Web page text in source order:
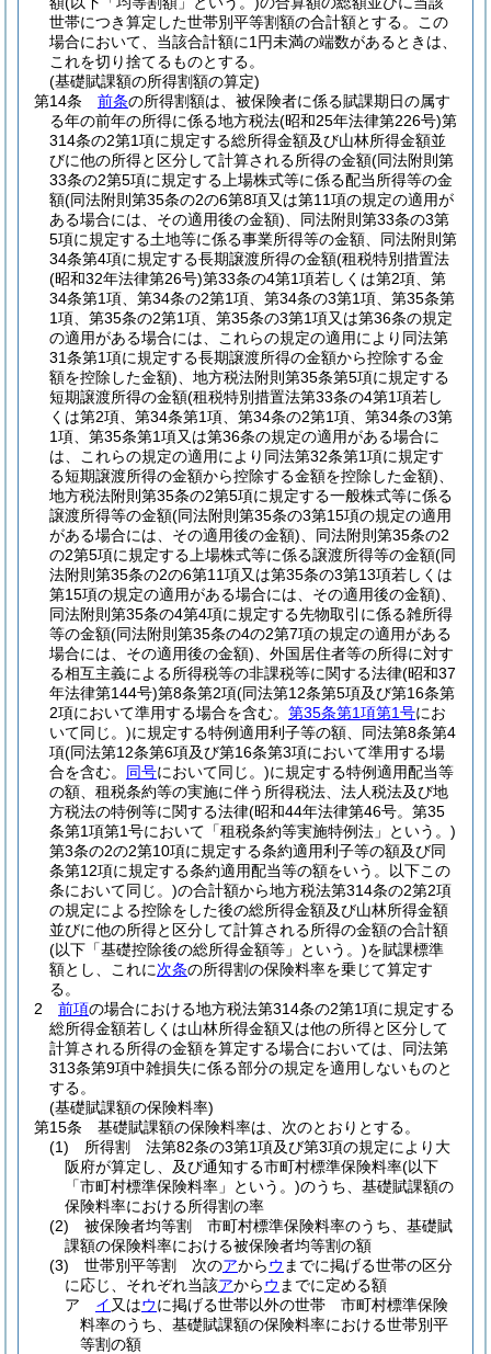
世帯につき算定した世帯別平等割額の合計額とする。
この
場合において、当該合計額に1円未満の端数があるときは、
これを切り捨てるものとする。
(基礎賦課額の所得割額の算定)
第14条
前条の所得割額は、被保険者に係る賦課期日の属す
る年の前年の所得に係る地方税法(昭和25年法律第226号)第
314条の2第1項に規定する総所得金額及び山林所得金額並
びに他の所得と区分して計算される所得の金額(同法附則第
33条の2第5項に規定する上場株式等に係る配当所得等の金
額(同法附則第35条の2の6第8項又は第11項の規定の適用が
ある場合には、その適用後の金額) 、同法附則第33条の3第
5項に規定する土地等に係る事業所得等の金額、同法附則第
34条第4項に規定する長期譲渡所得の金額(租税特別措置法
(昭和32年法律第26号)第33条の4第1項若しくは第2項、第
34条第1項、第34条の2第1項、第34条の3第1項、第35条第
1項、第35条の2第1項、第35条の3第1項又は第36条の規定
の適用がある場合には、これらの規定の適用により同法第
31条第1項に規定する長期譲渡所得の金額から控除する金
額を控除した金額) 、地方税法附則第35条第5項に規定する
短期譲渡所得の金額(租税特別措置法第33条の4第1項若し
くは第2項、第34条第1項、第34条の2第1項、第34条の3第
1項、第35条第1項又は第36条の規定の適用がある場合に
は、これらの規定の適用により同法第32条第1項に規定す
る短期譲渡所得の金額から控除する金額を控除した金額)
地方税法附則第35条の2第5項に規定する一般株式等に係る
譲渡所得等の金額(同法附則第35条の3第15項の規定の適用
がある場合には、その適用後の金額) 、同法附則第35条の2
の2第5項に規定する上場株式等に係る譲渡所得等の金額(同
法附則第35条の2の6第11項又は第35条の3第13項若しくは
第15項の規定の適用がある場合には、その適用後の金額)
同法附則第35条の4第4項に規定する先物取引に係る雑所得
等の金額(同法附則第35条の4の2第7項の規定の適用がある
場合には、その適用後の金額) 、外国居住者等の所得に対す
る相互主義による所得税等の非課税等に関する法律(昭和37
年法律第144号)第8条第2項(同法第12条第5項及び第16条第
2項において準用する場合を含む。 第35条第1項第1号にお
いて同じ。)に規定する特例適用利子等の額、同法第8条第4
項(同法第12条第6項及び第16条第3項において準用する場
合を含む。 同号において同じ。)に規定する特例適用配当等
の額、租税条約等の実施に伴う所得税法、法人税法及び地
方税法の特例等に関する法律(昭和44年法律第46号。第35
条第1項第1号において「租税条約等実施特例法」という。)
第3条の2の2第10項に規定する条約適用利子等の額及び同
条第12項に規定する条約適用配当等の額をいう。以下この
条において同じ。)の合計額から地方税法第314条の2第2項
の規定による控除をした後の総所得金額及び山林所得金額
並びに他の所得と区分して計算される所得の金額の合計額
(以下「基礎控除後の総所得金額等」という。)を賦課標準
額とし、これに次条の所得割の保険料率を乗じて算定す
る。
2
前項の場合における地方税法第314条の2第1項に規定する
総所得金額若しくは山林所得金額又は他の所得と区分して
計算される所得の金額を算定する場合においては、同法第
313条第9項中雑損失に係る部分の規定を適用しないものと
する。
(基礎賦課額の保険料率)
第15条
基礎賦課額の保険料率は、次のとおりとする。
(1)
所得割 法第82条の3第1項及び第3項の規定により大
阪府が算定し、及び通知する市町村標準保険料率(以下
「市町村標準保険料率」という。)のうち、基礎賦課額の
保険料率における所得割の率
(2)
被保険者均等割 市町村標準保険料率のうち、基礎賦
課額の保険料率における被保険者均等割の額
(3)
世帯別平等割 次のアからウ までに掲げる世帯の区分
に応じ、それぞれ当該アからウ までに定める額
ア
イ 又はウに掲げる世帯以外の世帯 市町村標準保険
料率のうち、基礎賦課額の保険料率における世帯別平
等割の額